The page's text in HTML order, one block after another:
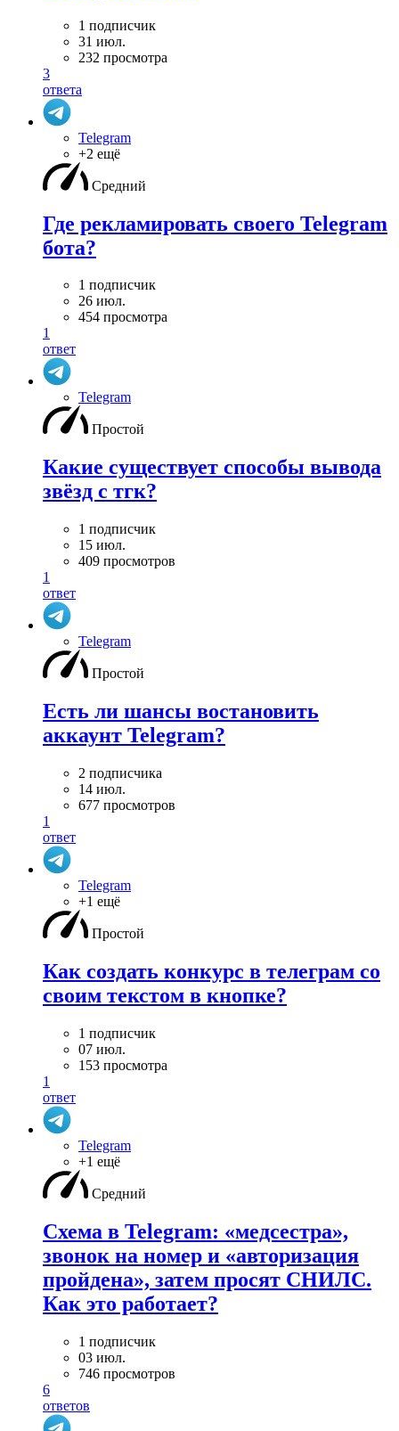
1 подписчик
31 июл.
232 просмотра
3
ответа
Telegram
+2 ещё
Средний
Где рекламировать своего Telegram
бота?
1 подписчик
26 июл.
454 просмотра
1
ответ
Telegram
Простой
Какие существует способы вывода
звёзд с тгк?
1 подписчик
15 июл.
409 просмотров
1
ответ
Telegram
Простой
Есть ли шансы востановить
аккаунт Telegram?
2 подписчика
14 июл.
677 просмотров
1
ответ
Telegram
+1 ещё
Простой
Как создать конкурс в телеграм со
своим текстом в кнопке?
1 подписчик
07 июл.
153 просмотра
1
ответ
Telegram
+1 ещё
Средний
Схема в Telegram: «медсестра»,
звонок на номер и «авторизация
пройдена», затем просят СНИЛС.
Как это работает?
1 подписчик
03 июл.
746 просмотров
6
ответов